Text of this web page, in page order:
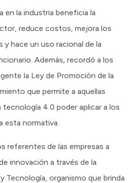
en la industria beneficia la
reduce costos, mejora los
hace un uso racional de la
Además, recordó a los
la Ley de Promoción de la
que permite a aquellas
4.0 poder aplicar a los
normativa.
referentes de las empresas a
innovación a través de la
Tecnología, organismo que brinda